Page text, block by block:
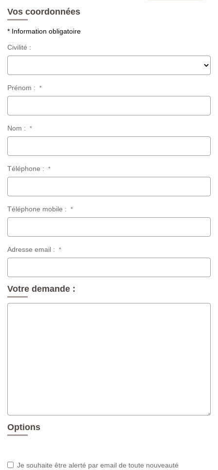
Vos coordonnées
* Information obligatoire
Civilité :
Prénom : *
Nom : *
Téléphone : *
Téléphone mobile : *
Adresse email : *
Votre demande :
Options
Je souhaite être alerté par email de toute nouveauté